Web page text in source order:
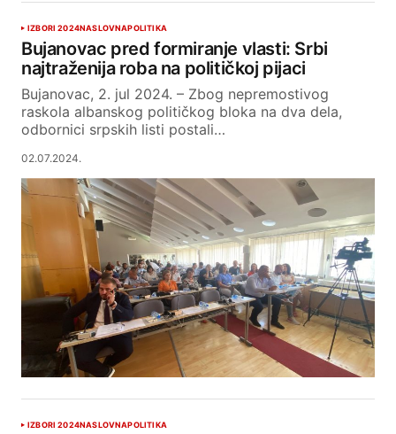
IZBORI 2024NASLOVNAPOLITIKA
Bujanovac pred formiranje vlasti: Srbi
najtraženija roba na političkoj pijaci
Bujanovac, 2. jul 2024. – Zbog nepremostivog
raskola albanskog političkog bloka na dva dela,
odbornici srpskih listi postali…
02.07.2024.
IZBORI 2024NASLOVNAPOLITIKA